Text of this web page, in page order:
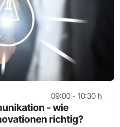
09:00 - 10:30 h
- wie
richtig?